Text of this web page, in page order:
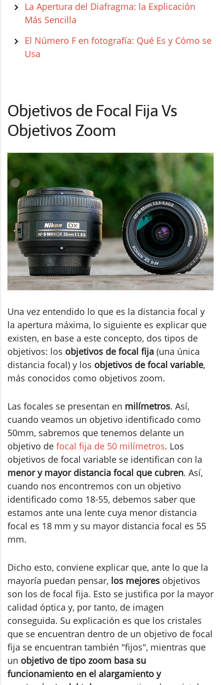
La Apertura del Diafragma: la Explicación
Más Sencilla
El Número F en fotografía: Qué Es y Cómo se
Usa
Objetivos de Focal Fija Vs
Objetivos Zoom
Una vez entendido lo que es la distancia focal y
la apertura máxima, lo siguiente es explicar que
existen, en base a este concepto, dos tipos de
objetivos: los objetivos de focal fija (una única
distancia focal) y los objetivos de focal variable,
más conocidos como objetivos zoom.
Las focales se presentan en milímetros. Así,
cuando veamos un objetivo identificado como
50mm, sabremos que tenemos delante un
objetivo de focal fija de 50 milímetros. Los
objetivos de focal variable se identifican con la
menor y mayor distancia focal que cubren. Así,
cuando nos encontremos con un objetivo
identificado como 18-55, debemos saber que
estamos ante una lente cuya menor distancia
focal es 18 mm y su mayor distancia focal es 55
mm.
Dicho esto, conviene explicar que, ante lo que la
mayoría puedan pensar, los mejores objetivos
son los de focal fija. Esto se justifica por la mayor
calidad óptica y, por tanto, de imagen
conseguida. Su explicación es que los cristales
que se encuentran dentro de un objetivo de focal
fija se encuentran también "fijos", mientras que
un objetivo de tipo zoom basa su
funcionamiento en el alargamiento y